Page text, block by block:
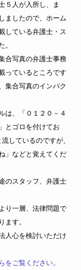
５人が入所し、ま
ましたので、ホーム
している弁護士・ス
。
合写真の弁護士事務
っているところです
集合写真のインパク
は、「０１２０－４
とゴロを付けてお
しているのですが、
」などと覚えてくだ
のスタッフ、弁護士
り一層、法律問題で
ます。
人心を検討いただけ
をご覧ください。